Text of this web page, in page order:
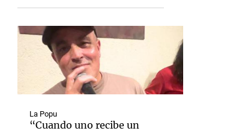
La Popu
“Cuando uno recibe un